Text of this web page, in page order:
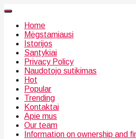
Home
Mėgstamiausi
Istorijos
Santykiai
Privacy Policy
Naudotojo sutikimas
Hot
Popular
Trending
Kontaktai
Apie mus
Our team
Information on ownership and